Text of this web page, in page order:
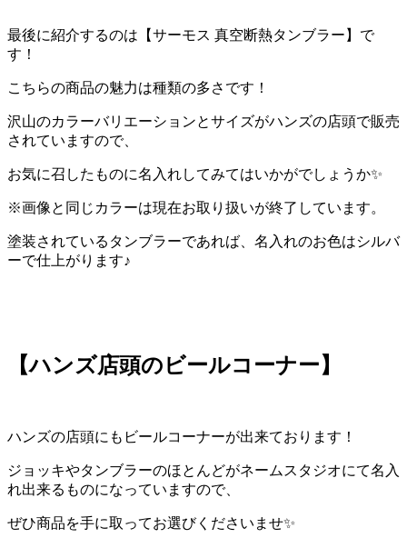
最後に紹介するのは【サーモス 真空断熱タンブラー】で
す！
こちらの商品の魅力は種類の多さです！
沢山のカラーバリエーションとサイズがハンズの店頭で販売
されていますので、
お気に召したものに名入れしてみてはいかがでしょうか✨
※画像と同じカラーは現在お取り扱いが終了しています。
塗装されているタンブラーであれば、名入れのお色はシルバ
ーで仕上がります♪
【ハンズ店頭のビールコーナー】
ハンズの店頭にもビールコーナーが出来ております！
ジョッキやタンブラーのほとんどがネームスタジオにて名入
れ出来るものになっていますので、
ぜひ商品を手に取ってお選びくださいませ✨